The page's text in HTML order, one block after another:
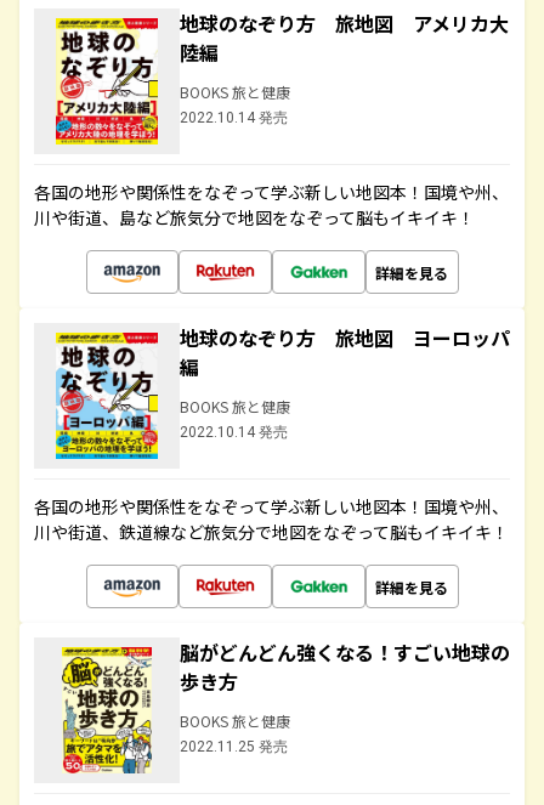
地球のなぞり方 旅地図 アメリカ大
陸編
BOOKS 旅と健康
2022.10.14 発売
各国の地形や関係性をなぞって学ぶ新しい地図本！国境や州、
川や街道、島など旅気分で地図をなぞって脳もイキイキ！
詳細を見る
地球のなぞり方 旅地図 ヨーロッパ
編
BOOKS 旅と健康
2022.10.14 発売
各国の地形や関係性をなぞって学ぶ新しい地図本！国境や州、
川や街道、鉄道線など旅気分で地図をなぞって脳もイキイキ！
詳細を見る
脳がどんどん強くなる！すごい地球の
歩き方
BOOKS 旅と健康
2022.11.25 発売